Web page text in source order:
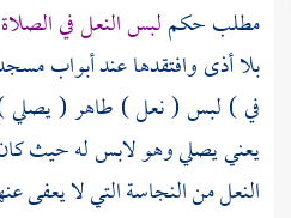
مطلب حكملبس النعل في الصلاة
بلا أذى وافتقدها عند أبواب
في ) لبس ( نعل ) طاهر ( يصلي )
يعني يصلي وهو لابس له حيث
النعل من النجاسة التي لا يعفى